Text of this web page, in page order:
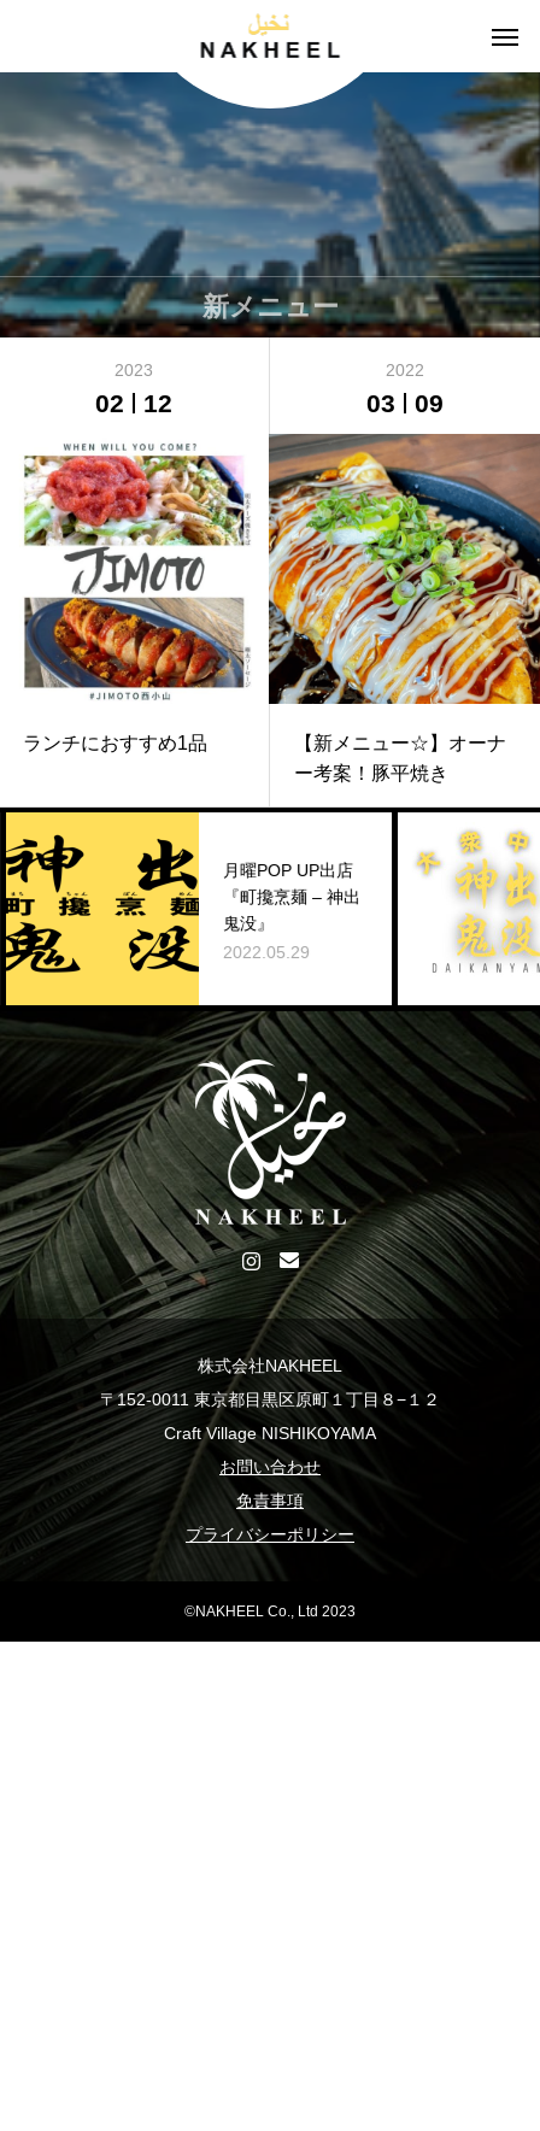
新メニュー
2023
02 12
ランチにおすすめ1品
2022
03 09
【新メニュー☆】オーナ
ー考案！豚平焼き
月曜POP UP出店
『町攙烹麺 – 神出
鬼没』
2022.05.29
株式会社NAKHEEL
〒152-0011 東京都目黒区原町１丁目８−１２
Craft Village NISHIKOYAMA
お問い合わせ
免責事項
プライバシーポリシー
©NAKHEEL Co., Ltd 2023